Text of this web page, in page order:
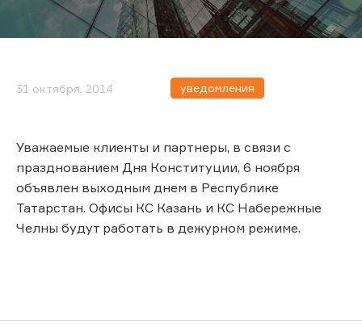
31 октября, 2014 уведомления
Уважаемые клиенты и партнеры, в связи с
празднованием Дня Конституции, 6 ноября
объявлен выходным днем в Республике
Татарстан. Офисы КС Казань и КС Набережные
Челны будут работать в дежурном режиме.